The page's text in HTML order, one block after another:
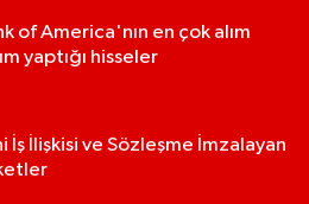
of America'nın en çok alım
yaptığı hisseler
İş İlişkisi ve Sözleşme İmzalayan